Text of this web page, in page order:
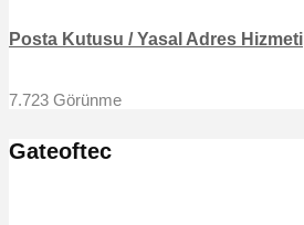
Posta Kutusu / Yasal Adres Hizmeti
7.723 Görünme
Gateoftec